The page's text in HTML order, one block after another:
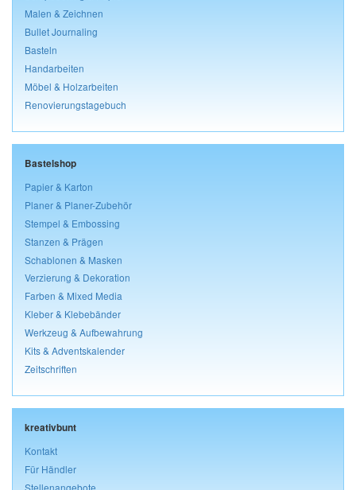
Malen & Zeichnen
Bullet Journaling
Basteln
Handarbeiten
Möbel & Holzarbeiten
Renovierungstagebuch
Bastelshop
Papier & Karton
Planer & Planer-Zubehör
Stempel & Embossing
Stanzen & Prägen
Schablonen & Masken
Verzierung & Dekoration
Farben & Mixed Media
Kleber & Klebebänder
Werkzeug & Aufbewahrung
Kits & Adventskalender
Zeitschriften
kreativbunt
Kontakt
Für Händler
Stellenangebote